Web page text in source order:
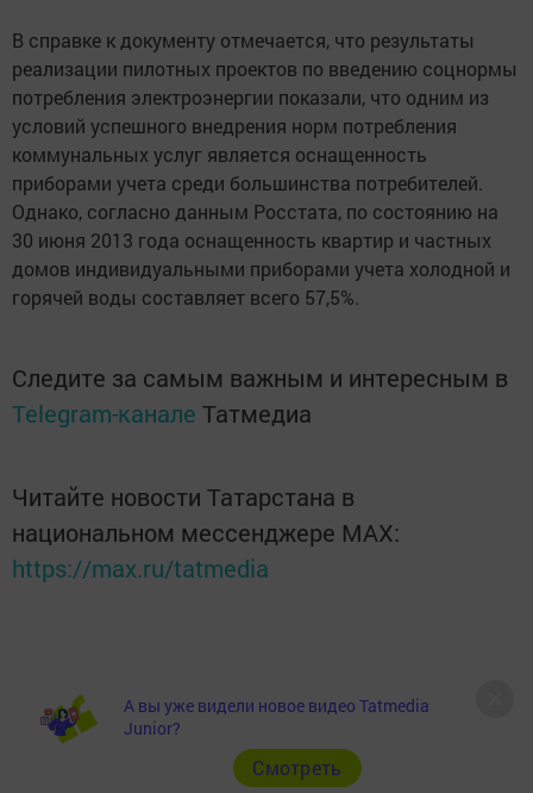
В справке к документу отмечается, что результаты
реализации пилотных проектов по введению соцнормы
потребления электроэнергии показали, что одним из
условий успешного внедрения норм потребления
коммунальных услуг является оснащенность
приборами учета среди большинства потребителей.
Однако, согласно данным Росстата, по состоянию на
30 июня 2013 года оснащенность квартир и частных
домов индивидуальными приборами учета холодной и
горячей воды составляет всего 57,5%.
Следите за самым важным и интересным в
Telegram-канале Татмедиа
Читайте новости Татарстана в
национальном мессенджере MАХ:
https://max.ru/tatmedia
А вы уже видели новое видео Tatmedia
Junior?
Cмотреть